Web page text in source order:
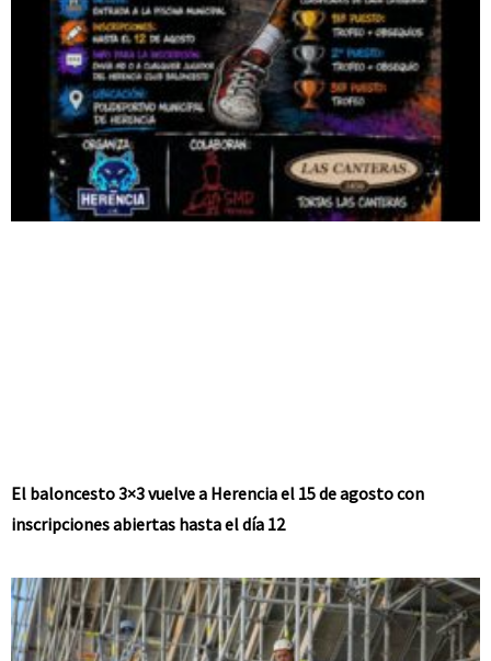
El baloncesto 3×3 vuelve a Herencia el 15 de agosto con
inscripciones abiertas hasta el día 12